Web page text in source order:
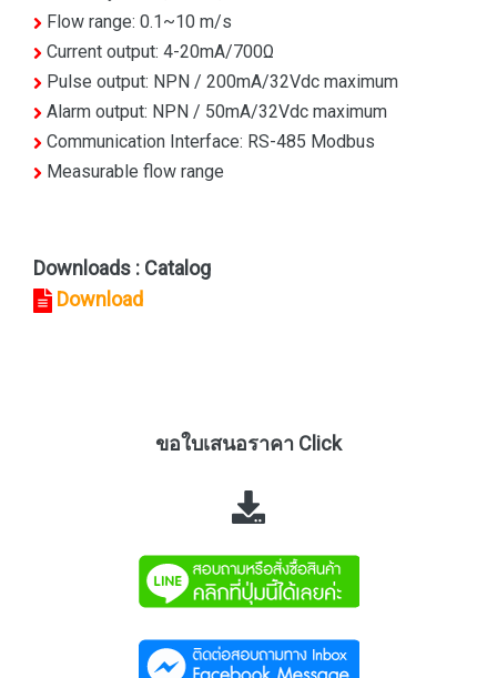
Flow range: 0.1~10 m/s
Current output: 4-20mA/700Ω
Pulse output: NPN / 200mA/32Vdc maximum
Alarm output: NPN / 50mA/32Vdc maximum
Communication Interface: RS-485 Modbus
Measurable flow range
Downloads : Catalog
Download
ขอใบเสนอราคา Click